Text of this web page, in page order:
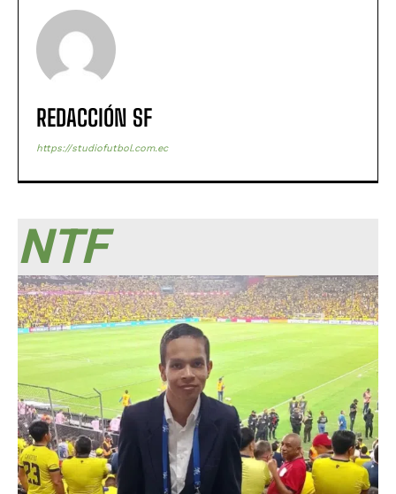
REDACCIÓN SF
https://studiofutbol.com.ec
NTF